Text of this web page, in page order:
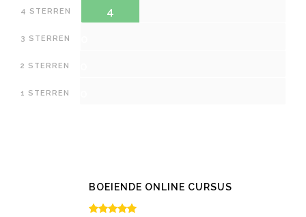
4 STERREN 4
3 STERREN
2 STERREN
1 STERREN
BOEIENDE ONLINE CURSUS